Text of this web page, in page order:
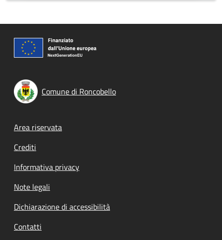
Comune di Roncobello
Footer menu
Area riservata
Crediti
Informativa privacy
Note legali
Dichiarazione di accessibilità
Contatti